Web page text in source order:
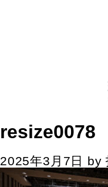
resize0078
2025年3月7日 by